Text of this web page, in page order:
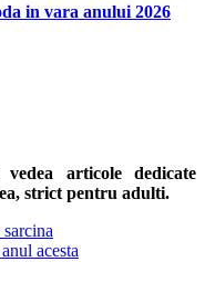
in vara anului 2026
articole dedicate
strict pentru adulti.
acesta